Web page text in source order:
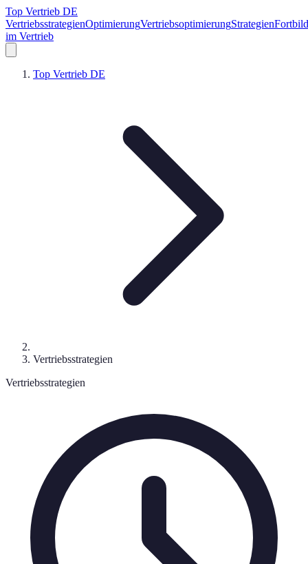
Top Vertrieb DE
VertriebsstrategienOptimierungVertriebsoptimierungStrategien
im Vertrieb
Top Vertrieb DE
Vertriebsstrategien
Vertriebsstrategien